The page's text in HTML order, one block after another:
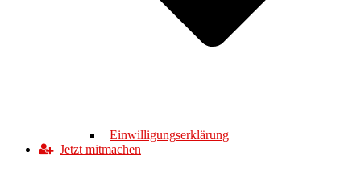
Einwilligungserklärung
Jetzt mitmachen